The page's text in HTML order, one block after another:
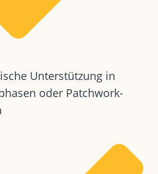
Unterstützung in
oder Patchwork-